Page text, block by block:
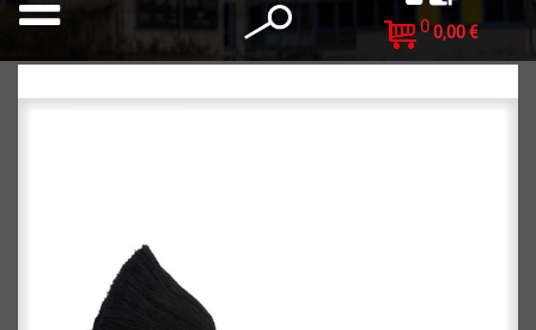
0 0,00 €